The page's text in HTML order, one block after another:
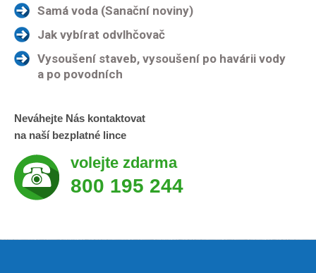
Samá voda (Sanační noviny)
Jak vybírat odvlhčovač
Vysoušení staveb, vysoušení po havárii vody
a po povodních
Neváhejte Nás kontaktovat
na naší bezplatné lince
volejte zdarma
800 195 244